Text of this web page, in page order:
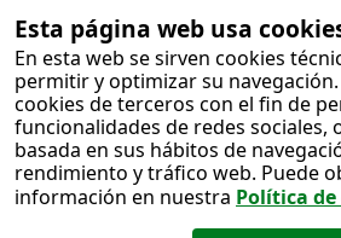
Esta página web usa
En esta web se sirven cookies
permitir y optimizar su navegación.
cookies de terceros con el fin de
funcionalidades de redes sociales,
basada en sus hábitos de
rendimiento y tráfico web. Puede
información en nuestra Política